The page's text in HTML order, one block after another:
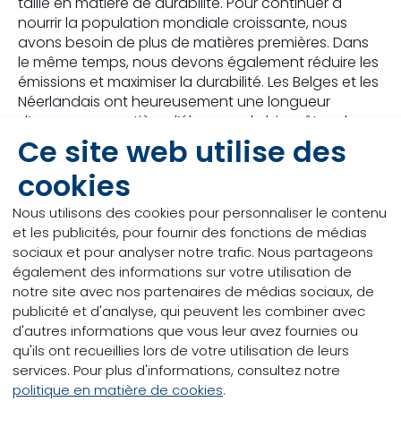
Ce site web utilise des
cookies
Nous utilisons des cookies pour personnaliser le contenu
et les publicités, pour fournir des fonctions de médias
sociaux et pour analyser notre trafic. Nous partageons
également des informations sur votre utilisation de
notre site avec nos partenaires de médias sociaux, de
publicité et d'analyse, qui peuvent les combiner avec
d'autres informations que vous leur avez fournies ou
qu'ils ont recueillies lors de votre utilisation de leurs
services. Pour plus d'informations, consultez notre
politique en matière de cookies.
nourrir la population mondiale croissante, nous
avons besoin de plus de matières premières. Dans
le même temps, nous devons également réduire les
émissions et maximiser la durabilité. Les Belges et les
Néerlandais ont heureusement une longueur
d’avance en matière d’élevage, de bien-être, de
santé et de qualité. Et nous en sommes
extrêmement fiers ! Trouw Nutrition ne se cache pas
de cet amour pour les agriculteurs. Unir nos forces
nous permet de faire de grands progrès pour
rendre notre alimentation plus durable !